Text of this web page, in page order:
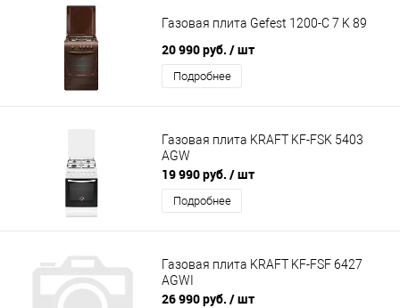
Газовая плита Gefest 1200-С 7 K 89
20 990 руб. / шт
Подробнее
Газовая плита KRAFT KF-FSK 5403
AGW
19 990 руб. / шт
Подробнее
Газовая плита KRAFT KF-FSF 6427
AGWI
26 990 руб. / шт